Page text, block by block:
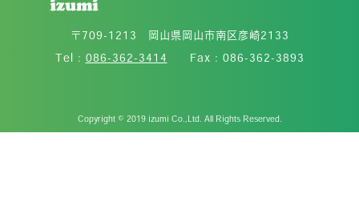
Copyright © 2019 izumi Co.,Ltd. All Rights Reserved.
〒709-1213 岡山県岡山市南区彦崎2133
Tel : 086-362-3414 Fax : 086-362-3893